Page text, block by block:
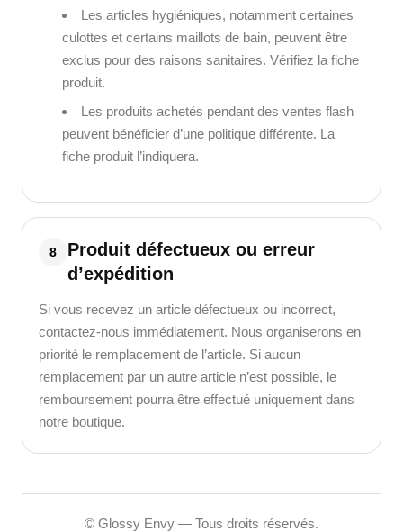
Les articles hygiéniques, notamment certaines
culottes et certains maillots de bain, peuvent être
exclus pour des raisons sanitaires. Vérifiez la fiche
produit.
Les produits achetés pendant des ventes flash
peuvent bénéficier d’une politique différente. La
fiche produit l’indiquera.
8
Produit défectueux ou erreur
d’expédition
Si vous recevez un article défectueux ou incorrect,
contactez-nous immédiatement. Nous organiserons en
priorité le remplacement de l’article. Si aucun
remplacement par un autre article n’est possible, le
remboursement pourra être effectué uniquement dans
notre boutique.
© Glossy Envy — Tous droits réservés.